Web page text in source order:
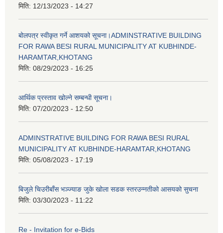
मिति: 12/13/2023 - 14:27
बोलपत्र स्वीकृत गर्ने आशयको सूचना।ADMINSTRATIVE BUILDING
FOR RAWA BESI RURAL MUNICIPALITY AT KUBHINDE-
HARAMTAR,KHOTANG
मिति: 08/29/2023 - 16:25
आर्थिक प्रस्ताव खोल्ने सम्बन्धी सूचना।
मिति: 07/20/2023 - 12:50
ADMINSTRATIVE BUILDING FOR RAWA BESI RURAL
MUNICIPALITY AT KUBHINDE-HARAMTAR,KHOTANG
मिति: 05/08/2023 - 17:19
बिजुले चिउरीबाँस भञ्ज्याङ जुके खोला सडक स्तरउन्नतीको आसयको सुचना
मिति: 03/30/2023 - 11:22
Re - Invitation for e-Bids